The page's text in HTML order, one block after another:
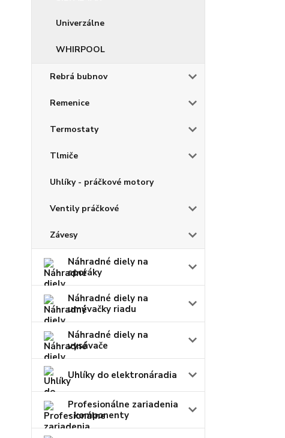
Univerzálne
WHIRPOOL
Rebrá bubnov
Remenice
Termostaty
Tlmiče
Uhlíky - práčkové motory
Ventily práčkové
Závesy
Náhradné diely na
sporáky
Náhradné diely na
umývačky riadu
Náhradné diely na
vysávače
Uhlíky do elektronáradia
Profesionálne zariadenia
- komponenty